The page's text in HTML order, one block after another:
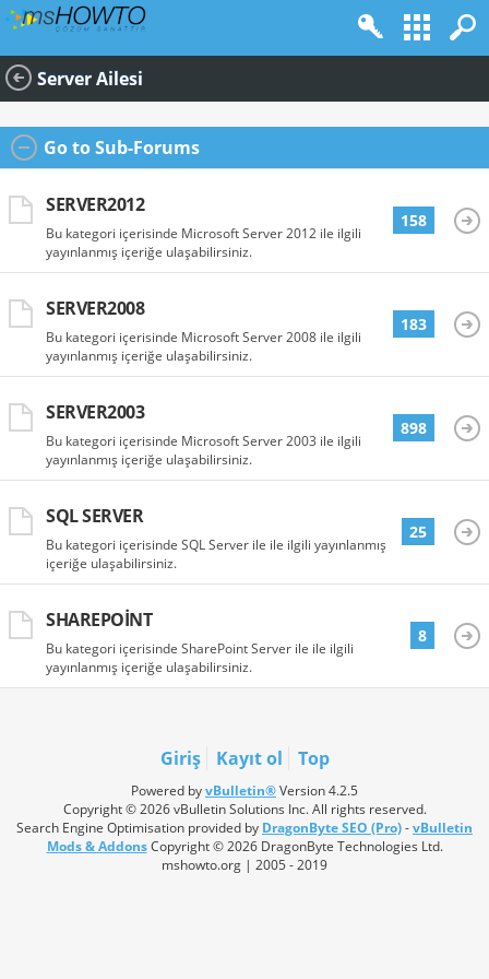
Server Ailesi
Go to Sub-Forums
SERVER2012
Bu kategori içerisinde Microsoft Server 2012 ile ilgili
yayınlanmış içeriğe ulaşabilirsiniz.
158
SERVER2008
Bu kategori içerisinde Microsoft Server 2008 ile ilgili
yayınlanmış içeriğe ulaşabilirsiniz.
183
SERVER2003
Bu kategori içerisinde Microsoft Server 2003 ile ilgili
yayınlanmış içeriğe ulaşabilirsiniz.
898
SQL SERVER
Bu kategori içerisinde SQL Server ile ile ilgili yayınlanmış
içeriğe ulaşabilirsiniz.
25
SHAREPOINT
Bu kategori içerisinde SharePoint Server ile ile ilgili
yayınlanmış içeriğe ulaşabilirsiniz.
8
Giriş Kayıt ol Top
Powered byvBulletin®Version 4.2.5
Copyright © 2026 vBulletin Solutions Inc. All rights reserved.
Search Engine Optimisation provided by DragonByte SEO (Pro)-vBulletin
Mods & AddonsCopyright © 2026 DragonByte Technologies Ltd.
mshowto.org | 2005 - 2019